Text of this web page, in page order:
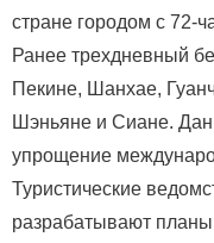
стране городом с 72-
Ранее трехдневный
Пекине, Шанхае,
Шэньяне и Сиане.
упрощение
Туристические
разрабатывают планы